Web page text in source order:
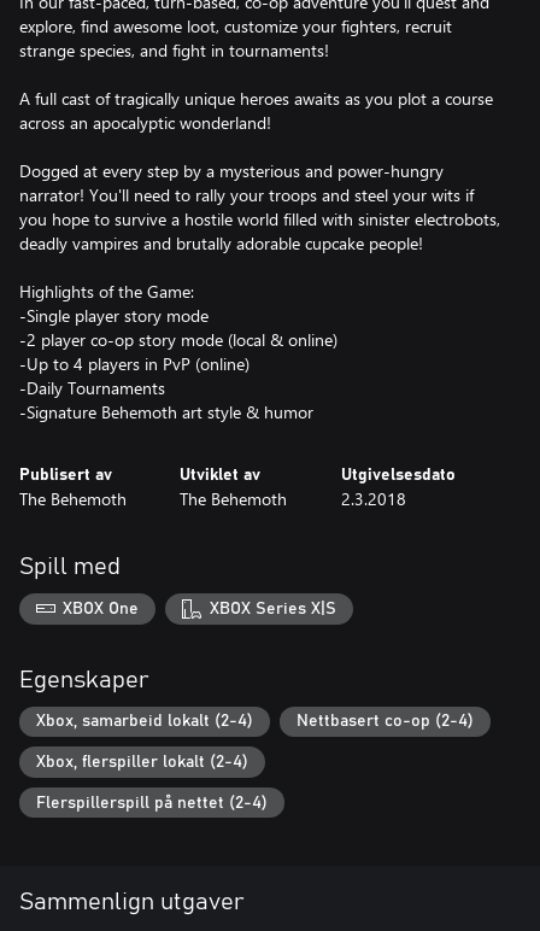
explore, find awesome loot, customize your fighters, recruit
strange species, and fight in tournaments!
A full cast of tragically unique heroes awaits as you plot a course
across an apocalyptic wonderland!
Dogged at every step by a mysterious and power-hungry
narrator! You'll need to rally your troops and steel your wits if
you hope to survive a hostile world filled with sinister electrobots,
deadly vampires and brutally adorable cupcake people!
Highlights of the Game:
-Single player story mode
-2 player co-op story mode (local & online)
-Up to 4 players in PvP (online)
-Daily Tournaments
-Signature Behemoth art style & humor
Publisert av
The Behemoth
Utviklet av
The Behemoth
Utgivelsesdato
2.3.2018
Spill med
XBOX One XBOX Series X|S
Egenskaper
Xbox, samarbeid lokalt (2-4) Nettbasert co-op (2-4)
Xbox, flerspiller lokalt (2-4)
Flerspillerspill på nettet (2-4)
Sammenlign utgaver